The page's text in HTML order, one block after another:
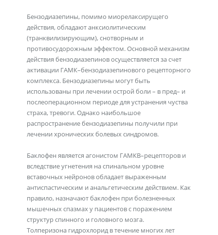
Бензодиазепины, помимо миорелаксирущего
действия, обладают анксиолитическим
(транквилизирующим), снотворным и
противосудорожным эффектом. Основной механизм
действия бензодиазепинов осуществляется за счет
активации ГАМК–бензодиазепинового рецепторного
комплекса. Бензодиазепины могут быть
использованы при лечении острой боли – в пред– и
послеоперационном периоде для устранения чуства
страха, тревоги. Однако наибольшое
распространение бензодиазепины получили при
лечении хронических болевых синдромов.
Баклофен является агонистом ГАМКВ–рецепторов и
вследствие угнетения на спинальном уровне
вставочных нейронов обладает выраженным
антиспастическим и анальгетическим действием. Как
правило, назначают баклофен при болезненных
мышечных спазмах у пациентов с поражением
структур спинного и головного мозга.
Толперизона гидрохлорид в течение многих лет